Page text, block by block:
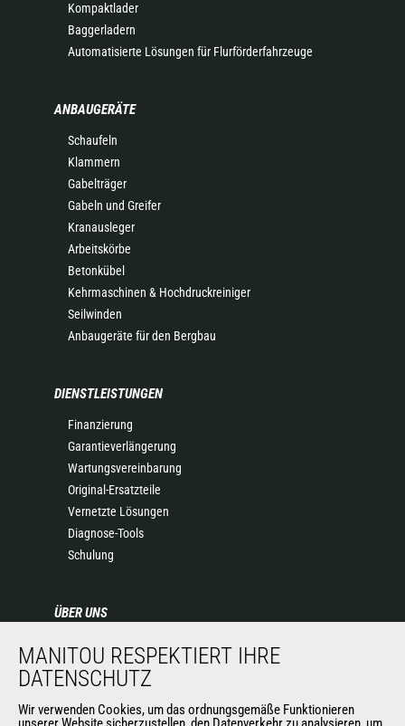
Kompaktlader
Baggerladern
Automatisierte Lösungen für Flurförderfahrzeuge
ANBAUGERÄTE
Schaufeln
Klammern
Gabelträger
Gabeln und Greifer
Kranausleger
Arbeitskörbe
Betonkübel
Kehrmaschinen & Hochdruckreiniger
Seilwinden
Anbaugeräte für den Bergbau
DIENSTLEISTUNGEN
Finanzierung
Garantieverlängerung
Wartungsvereinbarung
Original-Ersatzteile
Vernetzte Lösungen
Diagnose-Tools
Schulung
ÜBER UNS
Kontakt
Impressum
Datenschutz
MANITOU RESPEKTIERT IHRE
DATENSCHUTZ
Wir verwenden Cookies, um das ordnungsgemäße Funktionieren